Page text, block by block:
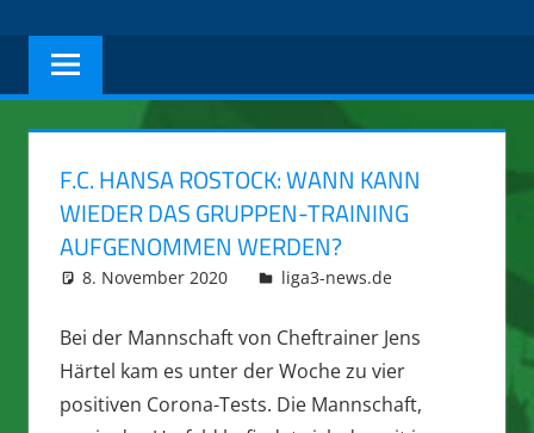
F.C. HANSA ROSTOCK: WANN KANN
WIEDER DAS GRUPPEN-TRAINING
AUFGENOMMEN WERDEN?
8. November 2020 integromat
liga3-news.de
Bei der Mannschaft von Cheftrainer Jens
Härtel kam es unter der Woche zu vier
positiven Corona-Tests. Die Mannschaft,